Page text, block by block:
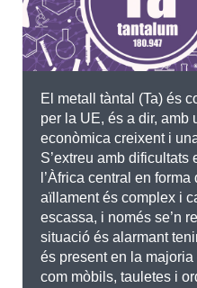
CERCAR
El metall tàntal (Ta) és
per la UE, és a dir, amb
econòmica creixent i
S’extreu amb
l’Àfrica central en
aïllament és complex i
escassa, i només se’n
situació és alarmant
és present en la
com mòbils, tauletes i